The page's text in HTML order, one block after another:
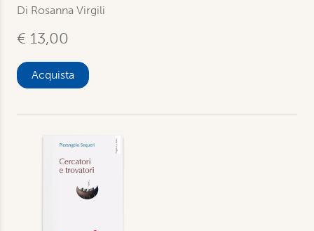
Di Rosanna Virgili
€ 13,00
Acquista